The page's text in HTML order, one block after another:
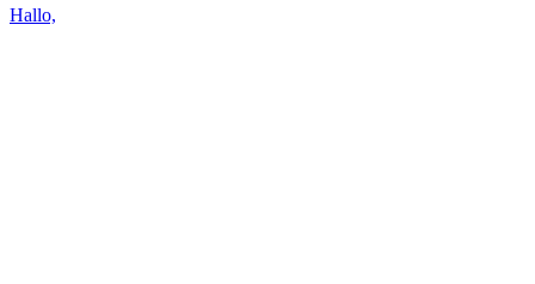
Hallo,